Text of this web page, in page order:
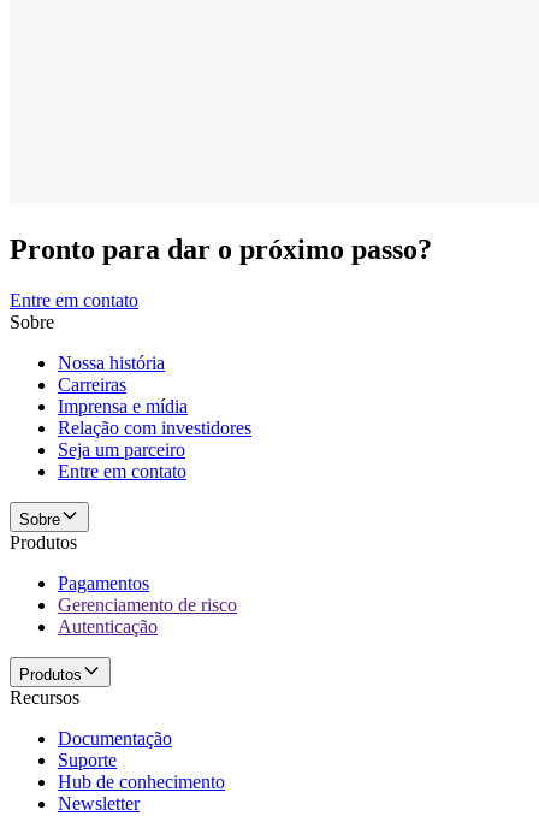
Pronto para dar o próximo passo?
Entre em contato
Sobre
Nossa história
Carreiras
Imprensa e mídia
Relação com investidores
Seja um parceiro
Entre em contato
Sobre
Produtos
Pagamentos
Gerenciamento de risco
Autenticação
Produtos
Recursos
Documentação
Suporte
Hub de conhecimento
Newsletter